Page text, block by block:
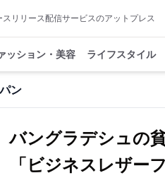
リリース配信サービスのアットプレス
ッション・美容 ライフスタイル
ン
バングラデシュの
「ビジネスレザー